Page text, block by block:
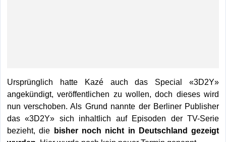
Ursprünglich hatte Kazé auch das Special «3D2Y»
angekündigt, veröffentlichen zu wollen, doch dieses wird
nun verschoben. Als Grund nannte der Berliner Publisher
das «3D2Y» sich inhaltlich auf Episoden der TV-Serie
bezieht, die
bisher noch nicht in Deutschland gezeigt